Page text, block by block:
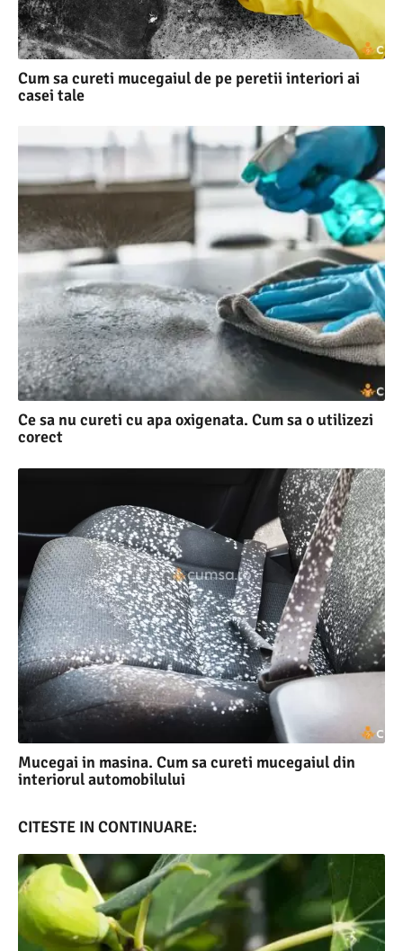
Cum sa cureti mucegaiul de pe peretii interiori ai
casei tale
Ce sa nu cureti cu apa oxigenata. Cum sa o utilizezi
corect
Mucegai in masina. Cum sa cureti mucegaiul din
interiorul automobilului
CITESTE IN CONTINUARE: